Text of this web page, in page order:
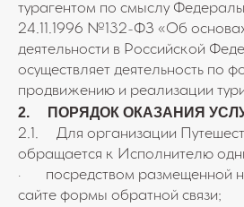
турагентом по смыслу
24.11.1996 №132-ФЗ «Об
деятельности в Российской
осуществляет деятельность по
продвижению и реализации
2. ПОРЯДОК ОКАЗАНИЯ
2.1. Для организации
обращается к Исполнителю
· посредством размещенной
сайте формы обратной связи;